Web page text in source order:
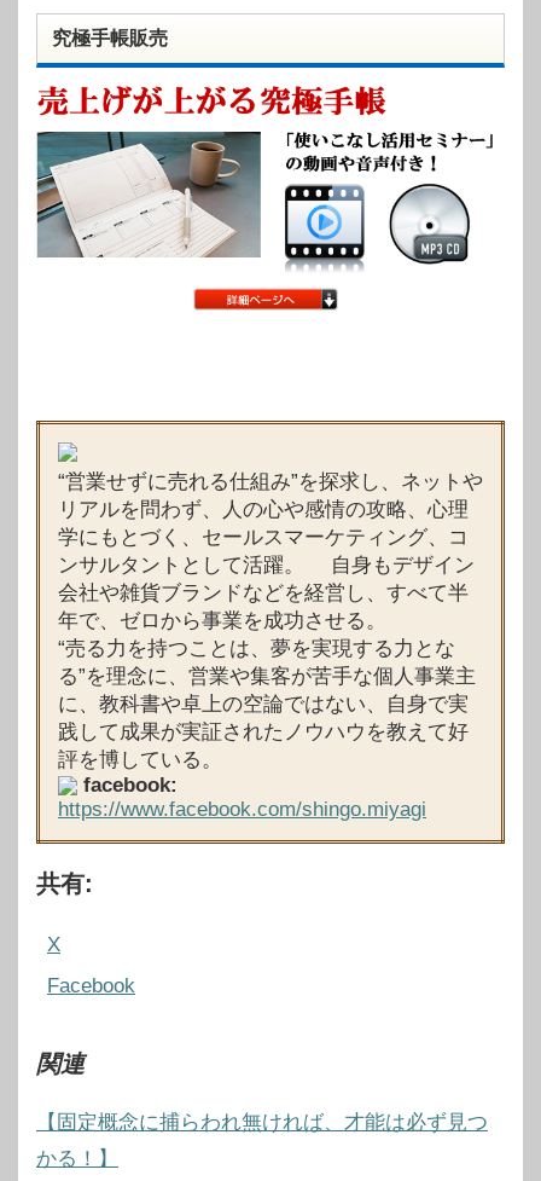
究極手帳販売
“営業せずに売れる仕組み”を探求し、ネットや
リアルを問わず、人の心や感情の攻略、心理
学にもとづく、セールスマーケティング、コ
ンサルタントとして活躍。 自身もデザイン
会社や雑貨ブランドなどを経営し、すべて半
年で、ゼロから事業を成功させる。
“売る力を持つことは、夢を実現する力とな
る”を理念に、営業や集客が苦手な個人事業主
に、教科書や卓上の空論ではない、自身で実
践して成果が実証されたノウハウを教えて好
評を博している。
facebook:
https://www.facebook.com/shingo.miyagi
共有:
X
Facebook
関連
【固定概念に捕らわれ無ければ、才能は必ず見つ
かる！】